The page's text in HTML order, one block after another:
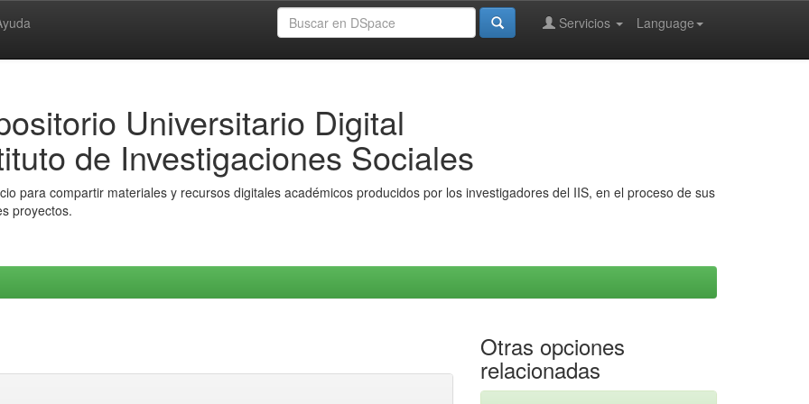
Language
Servicios
Universitario Digital
de Investigaciones Sociales
para compartir materiales y recursos digitales académicos producidos por los investigadores del IIS, en el proceso de sus
proyectos.
Otras opciones
relacionadas